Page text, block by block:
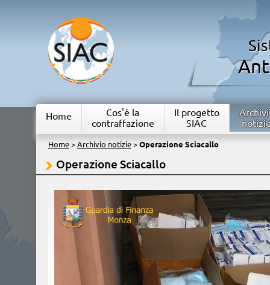
Home
Cos'è la
contraffazione
Il progetto
SIAC
Home> Archivio notizie> Operazione Sciacallo
Operazione Sciacallo